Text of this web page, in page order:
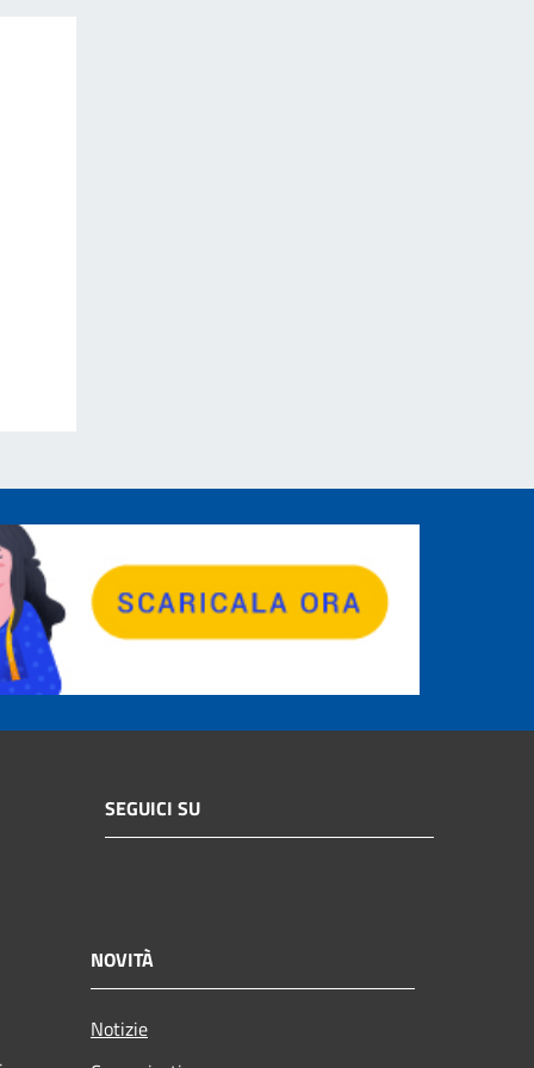
SEGUICI SU
NOVITÀ
Notizie